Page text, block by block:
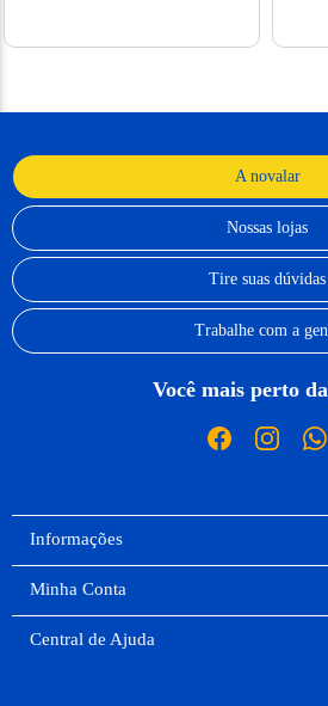
A novalar
Nossas lojas
Tire suas dúvidas
Trabalhe com a
Você mais perto
Informações
Minha Conta
Central de Ajuda